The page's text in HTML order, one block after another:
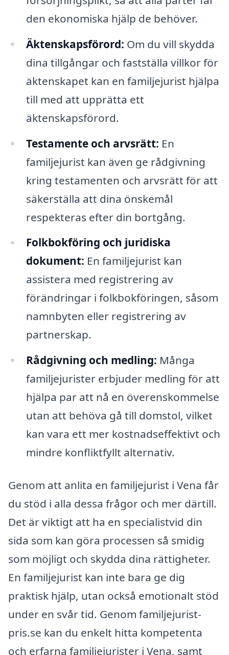
den ekonomiska hjälp de behöver.
Äktenskapsförord: Om du vill skydda
dina tillgångar och fastställa villkor för
äktenskapet kan en familjejurist hjälpa
till med att upprätta ett
äktenskapsförord.
Testamente och arvsrätt: En
familjejurist kan även ge rådgivning
kring testamenten och arvsrätt för att
säkerställa att dina önskemål
respekteras efter din bortgång.
Folkbokföring och juridiska
dokument: En familjejurist kan
assistera med registrering av
förändringar i folkbokföringen, såsom
namnbyten eller registrering av
partnerskap.
Rådgivning och medling: Många
familjejurister erbjuder medling för att
hjälpa par att nå en överenskommelse
utan att behöva gå till domstol, vilket
kan vara ett mer kostnadseffektivt och
mindre konfliktfyllt alternativ.
Genom att anlita en familjejurist i Vena får
du stöd i alla dessa frågor och mer därtill.
Det är viktigt att ha en specialistvid din
sida som kan göra processen så smidig
som möjligt och skydda dina rättigheter.
En familjejurist kan inte bara ge dig
praktisk hjälp, utan också emotionalt stöd
under en svår tid. Genom familjejurist-
pris.se kan du enkelt hitta kompetenta
och erfarna familjejurister i Vena, samt